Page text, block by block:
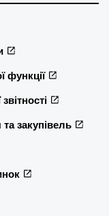
функції
закупівель